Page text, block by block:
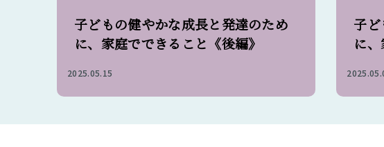
子どもの健やかな成長と発達のため
に、家庭でできること《後編》
2025.05.15
子
に